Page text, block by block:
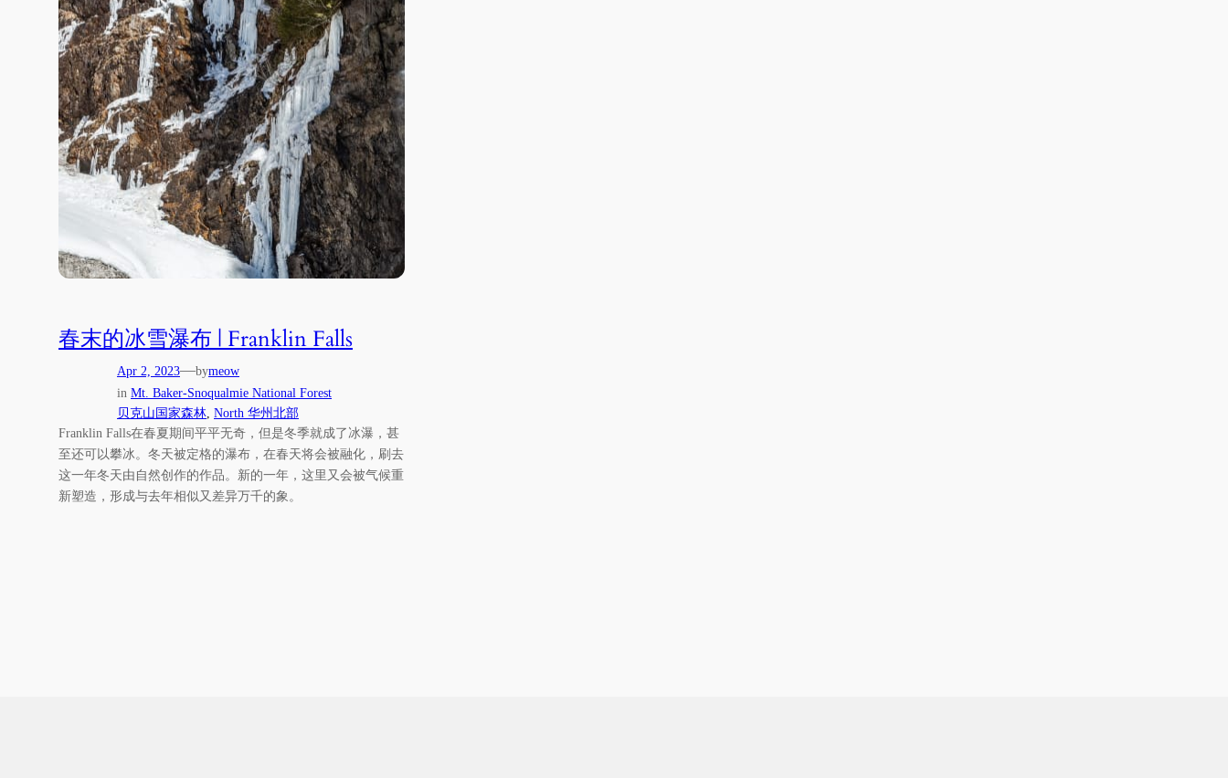
春末的冰雪瀑布 | Franklin Falls
Apr 2, 2023—bymeow
in Mt. Baker-Snoqualmie National Forest
贝克山国家森林, North 华州北部
Franklin Falls在春夏期间平平无奇，但是冬季就成了冰瀑，甚
至还可以攀冰。冬天被定格的瀑布，在春天将会被融化，刷去
这一年冬天由自然创作的作品。新的一年，这里又会被气候重
新塑造，形成与去年相似又差异万千的象。